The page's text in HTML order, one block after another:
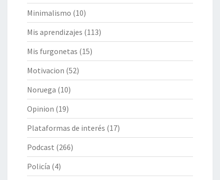
Minimalismo (10)
Mis aprendizajes (113)
Mis furgonetas (15)
Motivacion (52)
Noruega (10)
Opinion (19)
Plataformas de interés (17)
Podcast (266)
Policía (4)